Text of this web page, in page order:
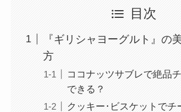
目次
『ギリシャヨーグルト』の
方
ココナッツサブレで絶品
できる？
クッキー･ビスケットでチ